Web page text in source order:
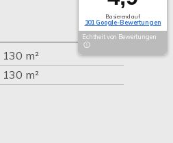
130 m²
130 m²
Basierend auf
101 Google-Bewertungen
Echtheit von Bewertungen